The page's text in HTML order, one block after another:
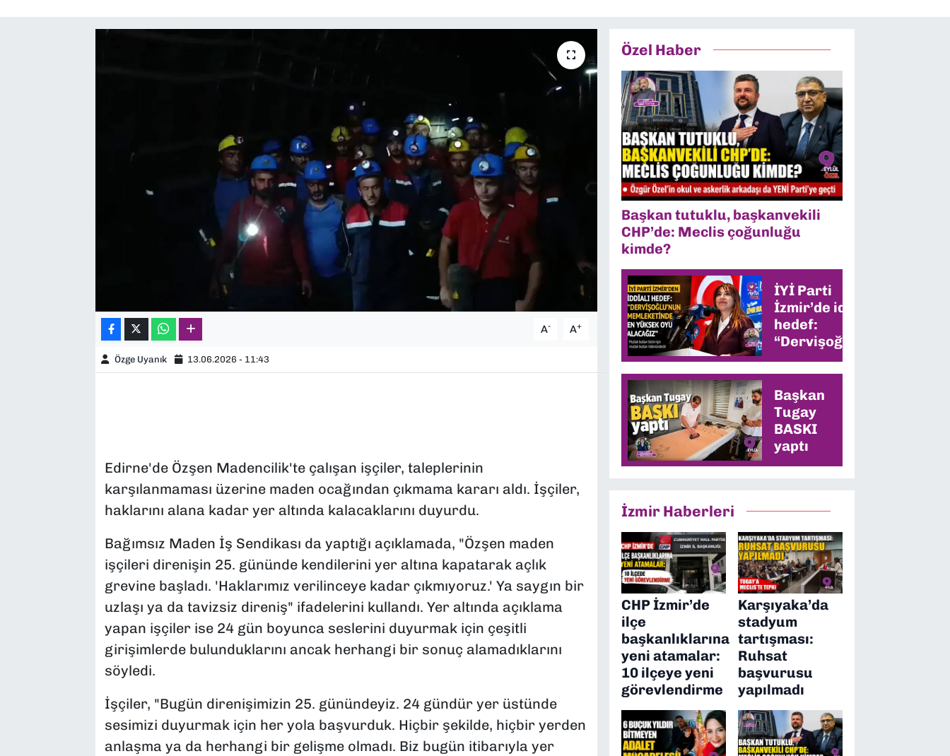
A- A+
Özge Uyanık 13.06.2026 - 11:43
Edirne'de Özşen Madencilik'te çalışan işçiler, taleplerinin
karşılanmaması üzerine maden ocağından çıkmama kararı aldı. İşçiler,
haklarını alana kadar yer altında kalacaklarını duyurdu.
Bağımsız Maden İş Sendikası da yaptığı açıklamada, "Özşen maden
işçileri direnişin 25. gününde kendilerini yer altına kapatarak açlık
grevine başladı. 'Haklarımız verilinceye kadar çıkmıyoruz.' Ya saygın bir
uzlaşı ya da tavizsiz direniş" ifadelerini kullandı. Yer altında açıklama
yapan işçiler ise 24 gün boyunca seslerini duyurmak için çeşitli
girişimlerde bulunduklarını ancak herhangi bir sonuç alamadıklarını
söyledi.
İşçiler, "Bugün direnişimizin 25. günündeyiz. 24 gündür yer üstünde
sesimizi duyurmak için her yola başvurduk. Hiçbir şekilde, hiçbir yerden
anlaşma ya da herhangi bir gelişme olmadı. Biz bugün itibarıyla yer
Özel Haber
Başkan tutuklu, başkanvekili
CHP’de: Meclis çoğunluğu
kimde?
İYİ Parti
İzmir’de iddialı
hedef:
“Dervişoğlu’nun
memleketinde
en yüksek oyu
alacağız”
Başkan
Tugay
BASKI
yaptı
İzmir Haberleri
CHP İzmir’de
ilçe
başkanlıklarına
yeni atamalar:
10 ilçeye yeni
görevlendirme
Karşıyaka’da
stadyum
tartışması:
Ruhsat
başvurusu
yapılmadı